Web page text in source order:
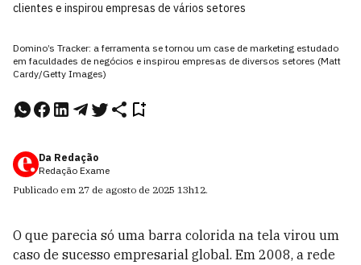
clientes e inspirou empresas de vários setores
Domino’s Tracker: a ferramenta se tornou um case de marketing estudado
em faculdades de negócios e inspirou empresas de diversos setores (Matt
Cardy/Getty Images)
Da Redação
Redação Exame
Publicado em 27 de agosto de 2025 13h12.
O que parecia só uma barra colorida na tela virou um
caso de sucesso empresarial global. Em 2008, a rede